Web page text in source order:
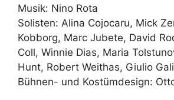
Musik: Nino Rota
Solisten: Alina Cojocaru, Mick
Kobborg, Marc Jubete, David
Coll, Winnie Dias, Maria
Hunt, Robert Weithas, Giulio
Bühnen- und Kostümdesign: